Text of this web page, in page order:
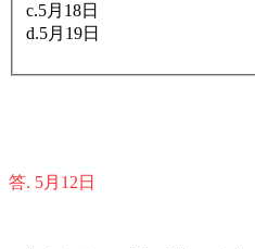
c.5月18日
d.5月19日
答. 5月12日